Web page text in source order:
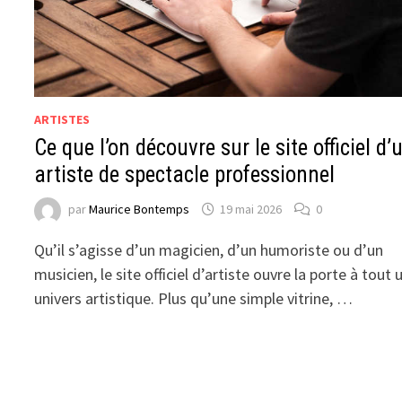
ARTISTES
Ce que l’on découvre sur le site officiel
artiste de spectacle professionnel
parMaurice Bontemps 19 mai 2026 0
Qu’il s’agisse d’un magicien, d’un humoriste ou d’un
musicien, le site officiel d’artiste ouvre la porte à tout
univers artistique. Plus qu’une simple vitrine, …